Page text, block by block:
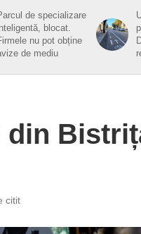
de specializare
blocat.
nu pot obține
de mediu
citit